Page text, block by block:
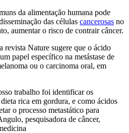
da alimentação humana pode
das células cancerosas no
aumentar o risco de contrair câncer.
revista Nature sugere que o ácido
papel específico na metástase de
ou o carcinoma oral, em
trabalho foi identificar os
rica em gordura, e como ácidos
o processo metastático para
pesquisadora de câncer,